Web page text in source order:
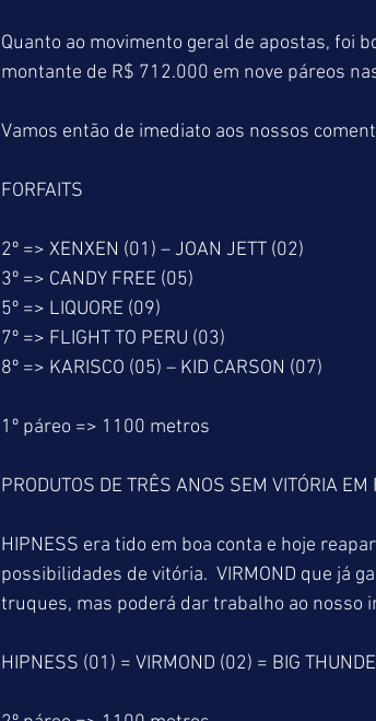
Quanto ao movimento geral de apostas, foi
montante de R$ 712.000 em nove páreos
Vamos então de imediato aos nossos
FORFAITS
2º => XENXEN (01) – JOAN JETT (02)
3º => CANDY FREE (05)
5º => LIQUORE (09)
7º => FLIGHT TO PERU (03)
8º => KARISCO (05) – KID CARSON (07)
1º páreo => 1100 metros
PRODUTOS DE TRÊS ANOS SEM VITÓRIA EM
HIPNESS era tido em boa conta e hoje
possibilidades de vitória.  VIRMOND que já
truques, mas poderá dar trabalho ao nosso
HIPNESS (01) = VIRMOND (02) = BIG